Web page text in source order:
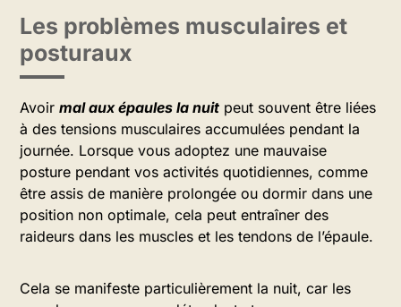
Les problèmes musculaires et
posturaux
Avoir mal aux épaules la nuit peut souvent être liées
à des tensions musculaires accumulées pendant la
journée. Lorsque vous adoptez une mauvaise
posture pendant vos activités quotidiennes, comme
être assis de manière prolongée ou dormir dans une
position non optimale, cela peut entraîner des
raideurs dans les muscles et les tendons de l’épaule.
Cela se manifeste particulièrement la nuit, car les